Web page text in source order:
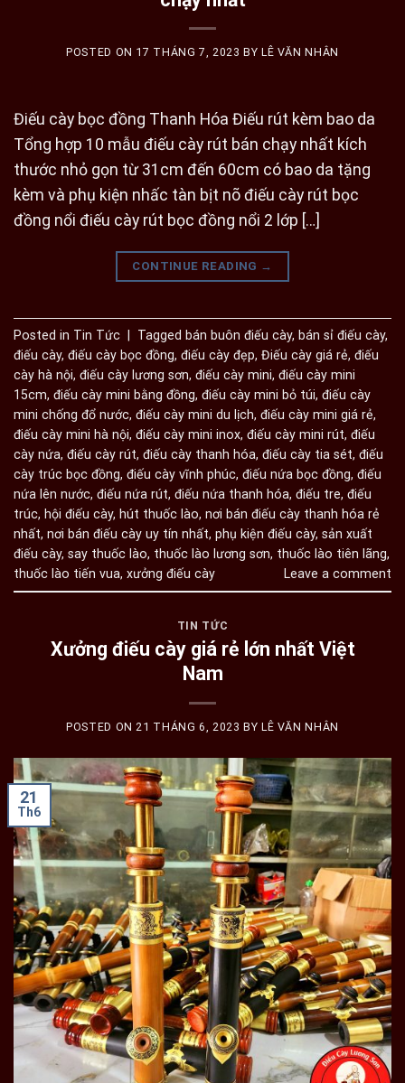
POSTED ON 17 THÁNG 7, 2023 BY LÊ VĂN NHÂN
Điếu cày bọc đồng Thanh Hóa Điếu rút kèm bao da
Tổng hợp 10 mẫu điếu cày rút bán chạy nhất kích
thước nhỏ gọn từ 31cm đến 60cm có bao da tặng
kèm và phụ kiện nhấc tàn bịt nõ điếu cày rút bọc
đồng nổi điếu cày rút bọc đồng nổi 2 lớp […]
CONTINUE READING →
Posted in Tin Tức Tagged bán buôn điếu cày, bán sỉ điếu cày,
điếu cày, điếu cày bọc đồng, điếu cày đẹp, Điếu cày giá rẻ, điếu
cày hà nội, điếu cày lương sơn, điếu cày mini, điếu cày mini
15cm, điếu cày mini bằng đồng, điếu cày mini bỏ túi, điếu cày
mini chống đổ nước, điếu cày mini du lịch, điếu cày mini giá rẻ,
điếu cày mini hà nội, điếu cày mini inox, điếu cày mini rút, điếu
cày nứa, điếu cày rút, điếu cày thanh hóa, điếu cày tia sét, điếu
cày trúc bọc đồng, điếu cày vĩnh phúc, điếu nứa bọc đồng, điếu
nứa lên nước, điếu nứa rút, điếu nứa thanh hóa, điếu tre, điếu
trúc, hội điếu cày, hút thuốc lào, nơi bán điếu cày thanh hóa rẻ
nhất, nơi bán điếu cày uy tín nhất, phụ kiện điếu cày, sản xuất
điếu cày, say thuốc lào, thuốc lào lương sơn, thuốc lào tiên lãng,
thuốc lào tiến vua, xưởng điếu cày Leave a comment
TIN TỨC
Xưởng điếu cày giá rẻ lớn nhất Việt
Nam
POSTED ON 21 THÁNG 6, 2023 BY LÊ VĂN NHÂN
21
Th6